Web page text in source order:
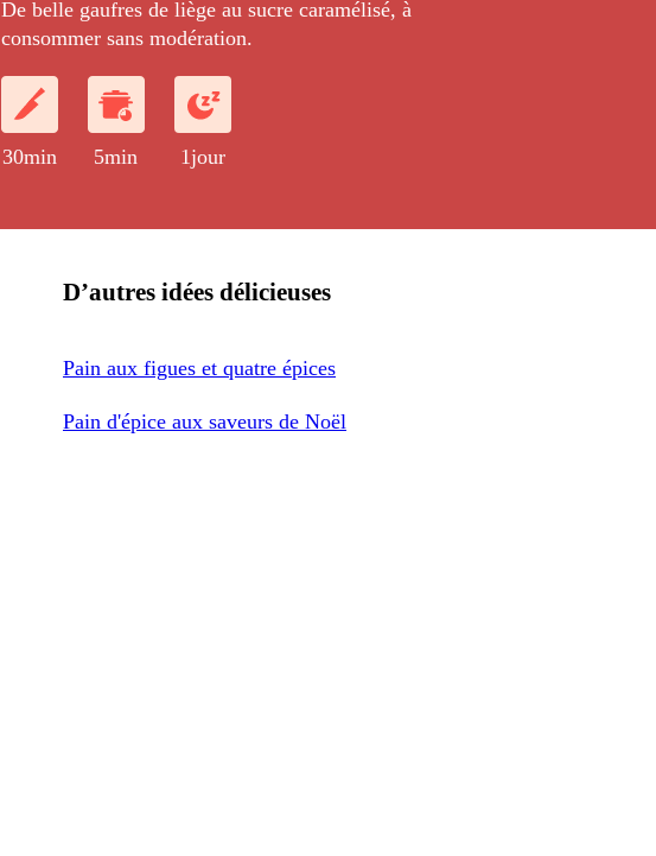
De belle gaufres de liège au sucre caramélisé, à
consommer sans modération.
30min 5min 1jour
D’autres idées délicieuses
Pain aux figues et quatre épices
Pain d'épice aux saveurs de Noël